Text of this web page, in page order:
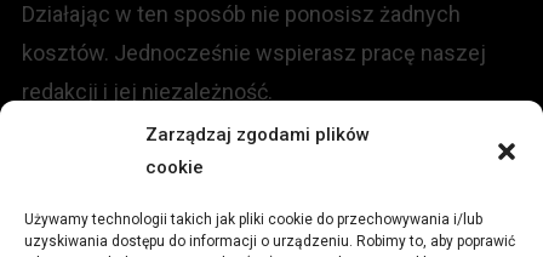
Zarządzaj zgodami plików
cookie
Używamy technologii takich jak pliki cookie do przechowywania i/lub
uzyskiwania dostępu do informacji o urządzeniu. Robimy to, aby poprawić
Działając w ten sposób nie ponosisz żadnych
kosztów. Jednocześnie wspierasz pracę naszej
redakcji i jej niezależność.
Redakcja portalu: